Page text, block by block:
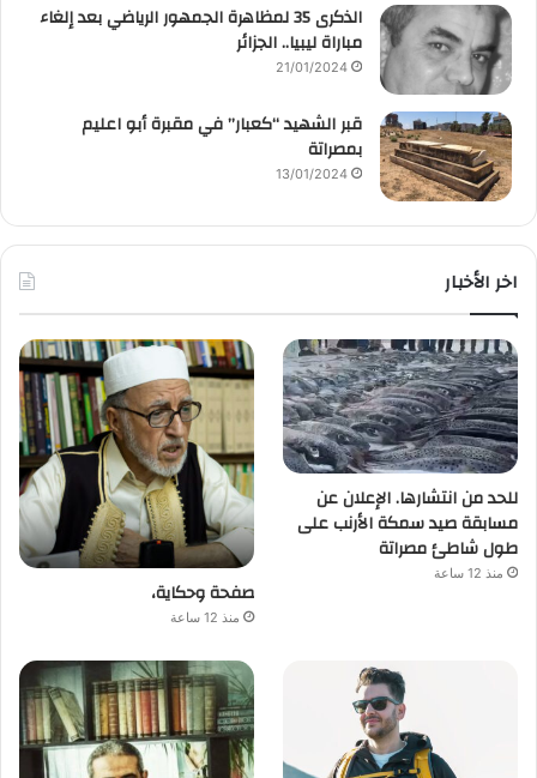
الذكرى 35 لمظاهرة الجمهور الرياضي بعد إلغاء
مباراة ليبيا.. الجزائر
21/01/2024
قبر الشهيد “كعبار” في مقبرة أبو اعليم
بمصراتة
13/01/2024
اخر الأخبار
للحد من انتشارها. الإعلان عن
مسابقة صيد سمكة الأرنب على
طول شاطئ مصراتة
منذ 12 ساعة
صفحة وحكاية،
منذ 12 ساعة